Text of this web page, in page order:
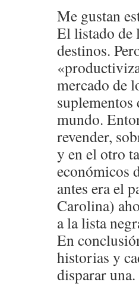
Me gustan
El listado de
destinos.
mercado de
mundo.
revender,
y en el otro
económicos
antes era el
Carolina)
a la lista
En
historias y
disparar una.